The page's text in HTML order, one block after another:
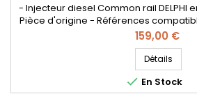
- Injecteur diesel Common rail DELPHI
Pièce d'origine - Références
277 , 03P 130 277A , 03P 130 277 ,
13O 277 , O3P 13O 277A , O3P13O277
motorisation VOLKSWAGEN ,
Prix
159,00 €
Détails
 En Stock